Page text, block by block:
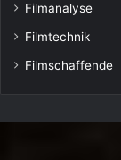
Filmanalyse
Filmtechnik
Filmschaffende